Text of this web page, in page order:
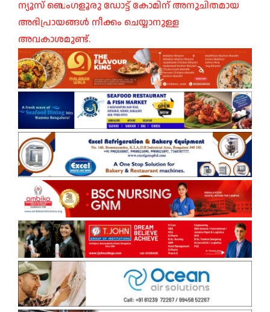
ന്യൂസ് ബെംഗളൂരു ഡോട്ട് കോമിന് അനുചിതമായ
അഭിപ്രായങ്ങൾ നീക്കം ചെയ്യാനുള്ള
അവകാശമുണ്ട്.